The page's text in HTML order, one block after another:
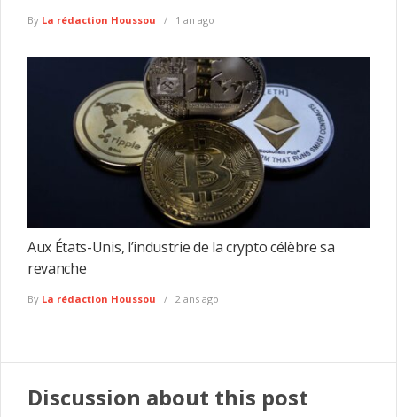
By La rédaction Houssou 1 an ago
Aux États-Unis, l’industrie de la crypto célèbre sa
revanche
By La rédaction Houssou 2 ans ago
Discussion about this post